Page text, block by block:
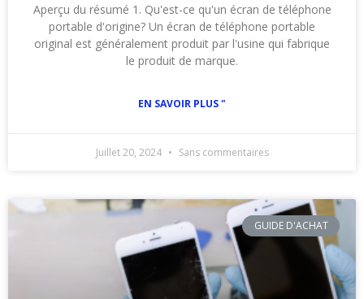
Aperçu du résumé 1. Qu'est-ce qu'un écran de téléphone
portable d'origine? Un écran de téléphone portable
original est généralement produit par l'usine qui fabrique
le produit de marque.
EN SAVOIR PLUS "
Juillet 20, 2024 Sans commentaires
GUIDE D'ACHAT